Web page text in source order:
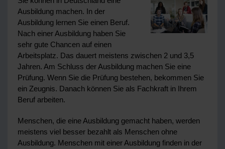
Ausbildung machen. In der
Ausbildung lernen Sie einen Beruf.
Nach einer Ausbildung haben Sie
sehr gute Chancen auf einen
Arbeitsplatz. Das dauert meistens zwischen 2 und 3,5
Jahren. Am Schluss der Ausbildung machen Sie eine
Prüfung. Wenn Sie die Prüfung bestehen, bekommen Sie
ein Zeugnis. Danach können Sie als Fachkraft in Ihrem
Beruf arbeiten.
Menschen, die eine Ausbildung gemacht haben, werden
meistens viel besser bezahlt als Menschen ohne
Ausbildung. Menschen mit einer Ausbildung finden in der